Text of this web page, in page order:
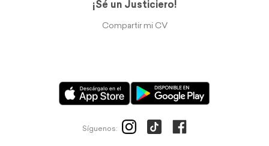
¡Sé un Justiciero!
Compartir mi CV
Síguenos: